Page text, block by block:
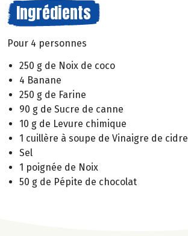
Ingrédients
Pour 4 personnes
250 g de Noix de coco
4 Banane
250 g de Farine
90 g de Sucre de canne
10 g de Levure chimique
1 cuillère à soupe de Vinaigre de cidre
Sel
1 poignée de Noix
50 g de Pépite de chocolat